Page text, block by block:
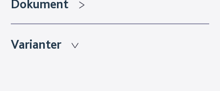
Dokument
Varianter